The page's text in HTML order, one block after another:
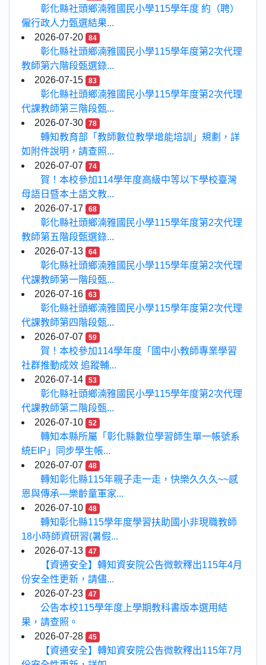
彰化縣社頭鄉湳雅國民小學115學年度 約（聘）
僱行政人力甄選結果...
2026-07-20
84
彰化縣社頭鄉湳雅國民小學115學年度第2次代理
教師第六階段甄選錄...
2026-07-15
83
彰化縣社頭鄉湳雅國民小學115學年度第2次代理
代課教師第三階段甄...
2026-07-30
78
轉知教育部「教師數位教學增能培訓」規劃，詳
如附件說明，請查照...
2026-07-07
74
賀！本校參加114學年度高級中等以下學校臺灣
母語日暨本土語文教...
2026-07-17
68
彰化縣社頭鄉湳雅國民小學115學年度第2次代理
教師第五階段甄選錄...
2026-07-13
64
彰化縣社頭鄉湳雅國民小學115學年度第2次代理
代課教師第一階段甄...
2026-07-16
63
彰化縣社頭鄉湳雅國民小學115學年度第2次代理
代課教師第四階段甄...
2026-07-07
59
賀！本校參加114學年度「國中小教師專業學習
社群推動成效 追蹤輔...
2026-07-14
53
彰化縣社頭鄉湳雅國民小學115學年度第2次代理
代課教師第二階段甄...
2026-07-10
52
轉知本縣所屬「彰化縣數位學習師生單一帳號系
統EIP」同步學生帳...
2026-07-07
48
轉知彰化縣115年親子走一走，快樂久久久~~感
恩與傳承—樂齡童軍家...
2026-07-10
48
轉知彰化縣115學年度學習扶助國小非現職教師
18小時師資研習(暑假...
2026-07-13
47
【資通安全】轉知資安院公告微軟釋出115年4月
份安全性更新，請儘...
2026-07-23
47
公告本校115學年度上學期教科書版本選用結
果，請查照。
2026-07-28
45
【資通安全】轉知資安院公告微軟釋出115年7月